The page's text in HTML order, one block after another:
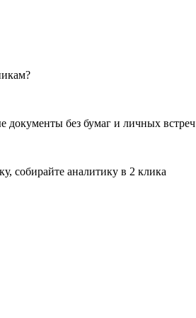
документы без бумаг и личных встреч
собирайте аналитику в 2 клика